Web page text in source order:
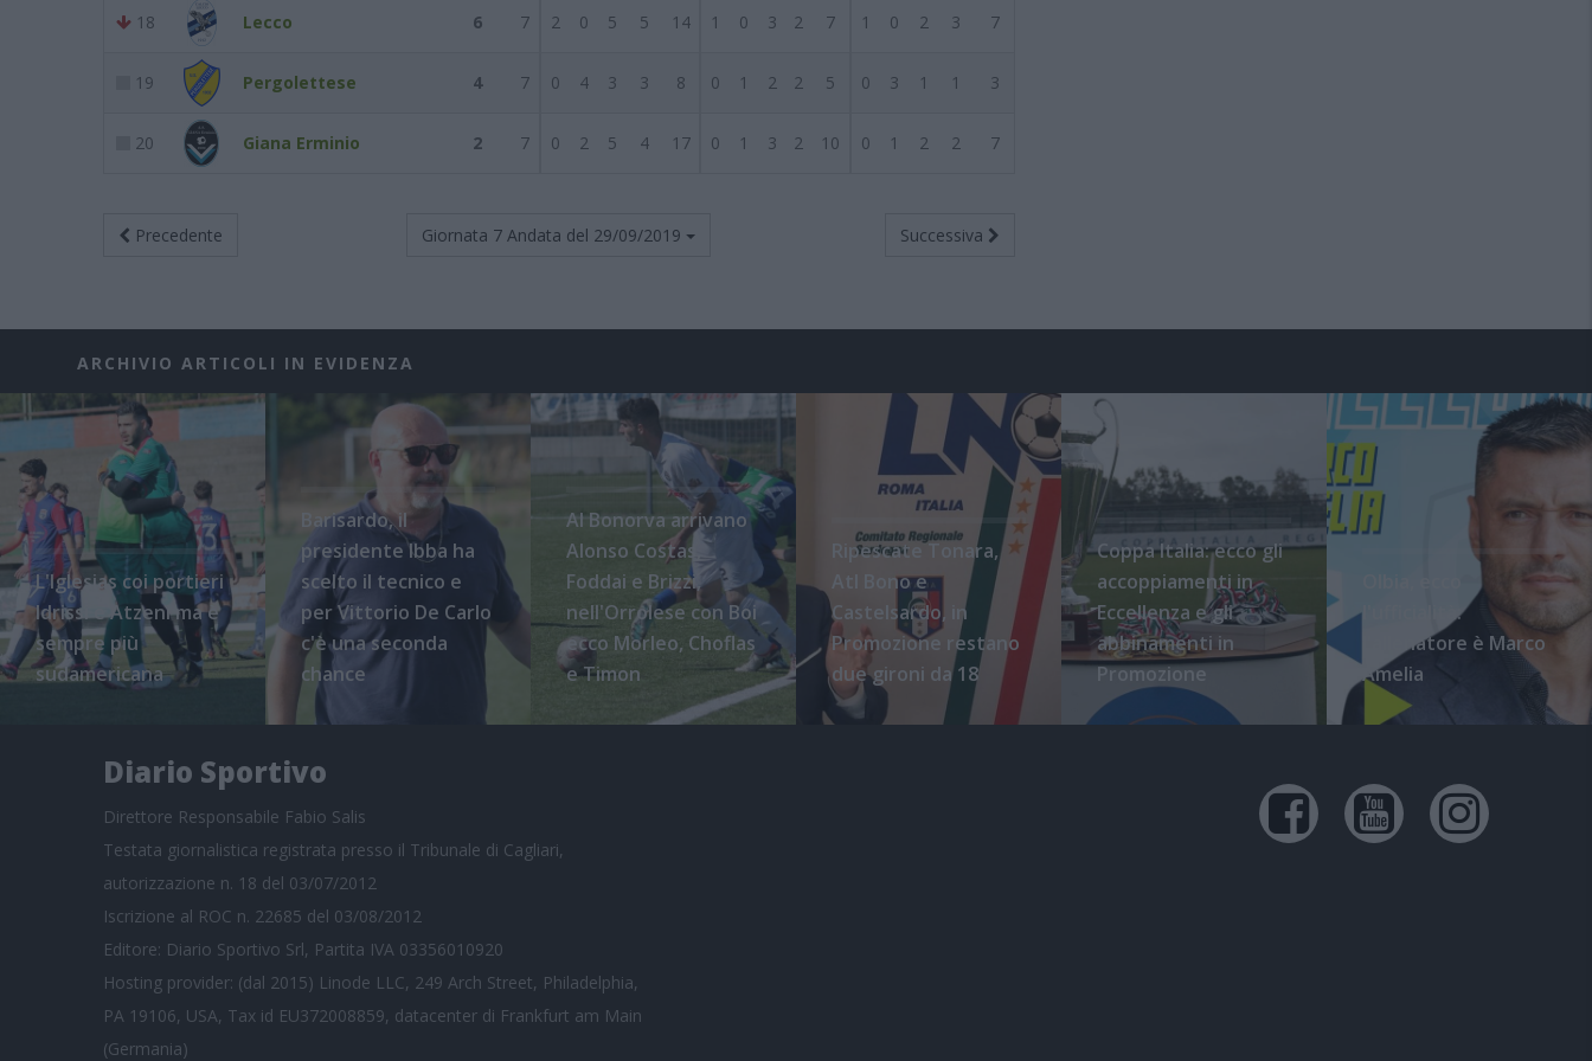
18 Lecco 6 7 2 0 5 5 14 1 0 3 2 7 1 0 2 3 7
19 Pergolettese 4 7 0 4 3 3 8 0 1 2 2 5 0 3 1 1 3
20 Giana Erminio 2 7 0 2 5 4 17 0 1 3 2 10 0 1 2 2 7
Precedente Giornata 7 Andata del 29/09/2019 Successiva
ARCHIVIO ARTICOLI IN EVIDENZA
L'Iglesias coi portieri
Idrissi e Atzeni ma è
sempre più
sudamericana
Barisardo, il
presidente Ibba ha
scelto il tecnico e
per Vittorio De Carlo
c'è una seconda
chance
Al Bonorva arrivano
Alonso Costas,
Foddai e Brizzi,
nell'Orrolese con Boi
ecco Morleo, Choflas
e Timon
Ripescate Tonara,
Atl Bono e
Castelsardo, in
Promozione restano
due gironi da 18
Coppa Italia: ecco gli
accoppiamenti in
Eccellenza e gli
abbinamenti in
Promozione
l'ufficialità:
l'allenatore è Marco
Amelia
Diario Sportivo
Direttore Responsabile Fabio Salis
Testata giornalistica registrata presso il Tribunale di Cagliari,
autorizzazione n. 18 del 03/07/2012
Iscrizione al ROC n. 22685 del 03/08/2012
Editore: Diario Sportivo Srl, Partita IVA 03356010920
Hosting provider: (dal 2015) Linode LLC, 249 Arch Street, Philadelphia,
PA 19106, USA, Tax id EU372008859, datacenter di Frankfurt am Main
(Germania)